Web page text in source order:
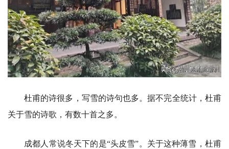
杜甫的诗很多，写雪的诗句也多。据不完全统计，杜甫
关于雪的诗歌，有数十首之多。
成都人常说冬天下的是“头皮雪”。关于这种薄雪，杜甫